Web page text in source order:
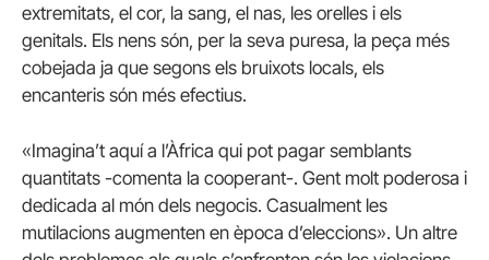
extremitats, el cor, la sang, el nas, les orelles i els
genitals. Els nens són, per la seva puresa, la peça més
cobejada ja que segons els bruixots locals, els
encanteris són més efectius.
«Imagina’t aquí a l’Àfrica qui pot pagar semblants
quantitats -comenta la cooperant-. Gent molt poderosa i
dedicada al món dels negocis. Casualment les
mutilacions augmenten en època d’eleccions». Un altre